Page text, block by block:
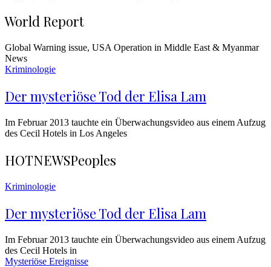
World Report
Global Warning issue, USA Operation in Middle East & Myanmar
News
Kriminologie
Der mysteriöse Tod der Elisa Lam
Im Februar 2013 tauchte ein Überwachungsvideo aus einem Aufzug
des Cecil Hotels in Los Angeles
HOTNEWSPeoples
Kriminologie
Der mysteriöse Tod der Elisa Lam
Im Februar 2013 tauchte ein Überwachungsvideo aus einem Aufzug
des Cecil Hotels in
Mysteriöse Ereignisse